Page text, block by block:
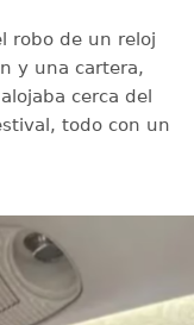
robo de un reloj
y una cartera,
cerca del
todo con un